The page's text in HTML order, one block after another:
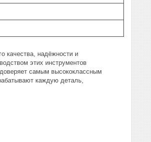
качества, надёжности и
этих инструментов
самым высококлассным
каждую деталь,